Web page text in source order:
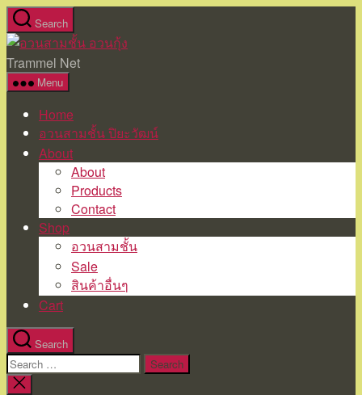
Skip
to
the
content
Search
Trammel Net
Menu
Home
อวนสามชั้น ปิยะวัฒน์
About
About
Products
Contact
Shop
อวนสามชั้น
Sale
สินค้าอื่นๆ
Cart
Search
Search
for:
Close